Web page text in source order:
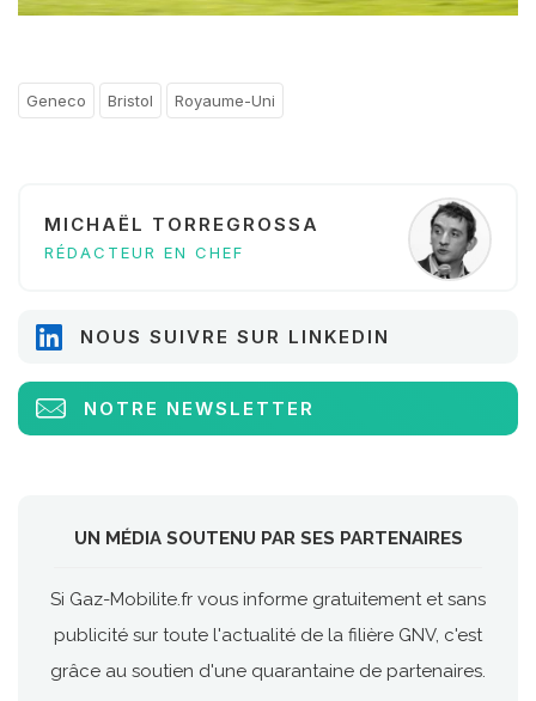
Geneco Bristol Royaume-Uni
MICHAËL TORREGROSSA
RÉDACTEUR EN CHEF
NOUS SUIVRE SUR LINKEDIN
NOTRE NEWSLETTER
UN MÉDIA SOUTENU PAR SES PARTENAIRES
Si Gaz-Mobilite.fr vous informe gratuitement et sans
publicité sur toute l'actualité de la filière GNV, c'est
grâce au soutien d'une quarantaine de partenaires.